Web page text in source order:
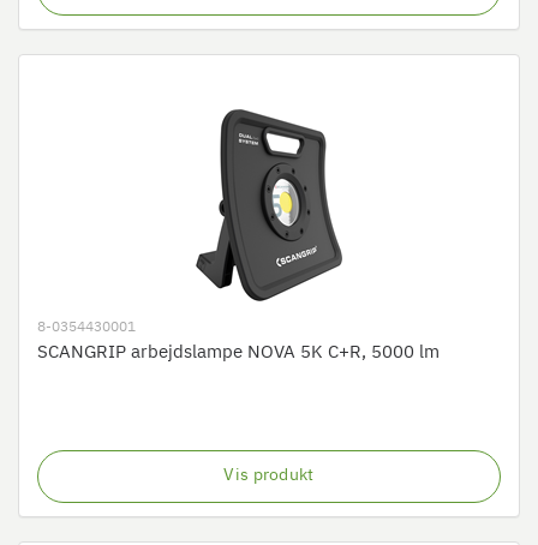
8-0354430001
SCANGRIP arbejdslampe NOVA 5K C+R, 5000 lm
Vis produkt